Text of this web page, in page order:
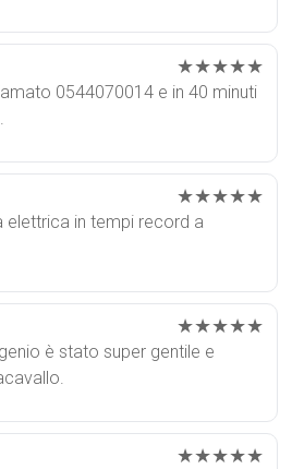
★★★★★
0544070014 e in 40 minuti
★★★★★
elettrica in tempi record a
★★★★★
è stato super gentile e
★★★★★